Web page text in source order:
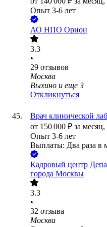
Опыт 3-6 лет
АО НПО Орион
3.3
•
29 отзывов
Москва
Выхино и еще 3
Откликнуться
Врач клинической
от 150 000 ₽ за месяц,
Опыт 3-6 лет
Выплаты: Два раза в
Кадровый центр
города Москвы
3.3
•
32 отзыва
Москва